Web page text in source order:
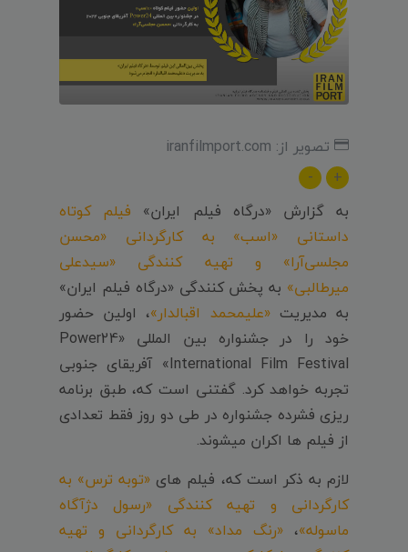
تصویر از: iranfilmport.com
+
-
به گزارش «درگاه فیلم ایران» فیلم کوتاه
داستانی «اسب» به کارگردانی «محسن
مجلسی‌آرا» و تهیه کنندگی «سیدعلی
میرطالبی» به پخش کنندگی «درگاه فیلم ایران»
به مدیریت«علیمحمد اقبالدار»، اولین حضور
خود را در جشنواره بین المللی «Power24
International Film Festival» آفریقای جنوبی
تجربه خواهد کرد. گفتنی است که، طبق برنامه
ریزی فشرده جشنواره در طی دو روز فقط تعدادی
از فیلم ها اکران میشوند.
لازم به ذکر است که، فیلم های «توبه ترس» به
کارگردانی و تهیه کنندگی «رسول دژآگاه
ماسوله»، «رنگ مداد» به کارگردانی و تهیه